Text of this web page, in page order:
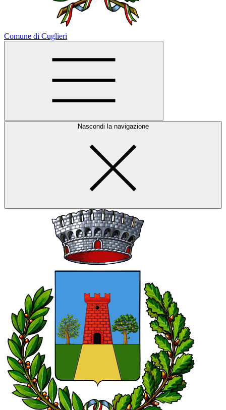
Comune di Cuglieri
Nascondi la navigazione